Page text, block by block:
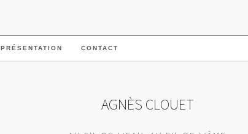
PRÉSENTATION CONTACT
AGNÈS CLOUET